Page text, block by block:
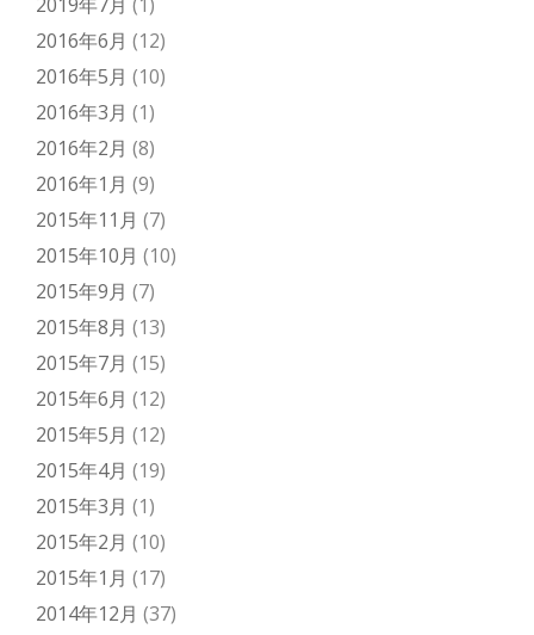
2016年6月 (12)
2016年5月 (10)
2016年3月 (1)
2016年2月 (8)
2016年1月 (9)
2015年11月 (7)
2015年10月 (10)
2015年9月 (7)
2015年8月 (13)
2015年7月 (15)
2015年6月 (12)
2015年5月 (12)
2015年4月 (19)
2015年3月 (1)
2015年2月 (10)
2015年1月 (17)
2014年12月 (37)